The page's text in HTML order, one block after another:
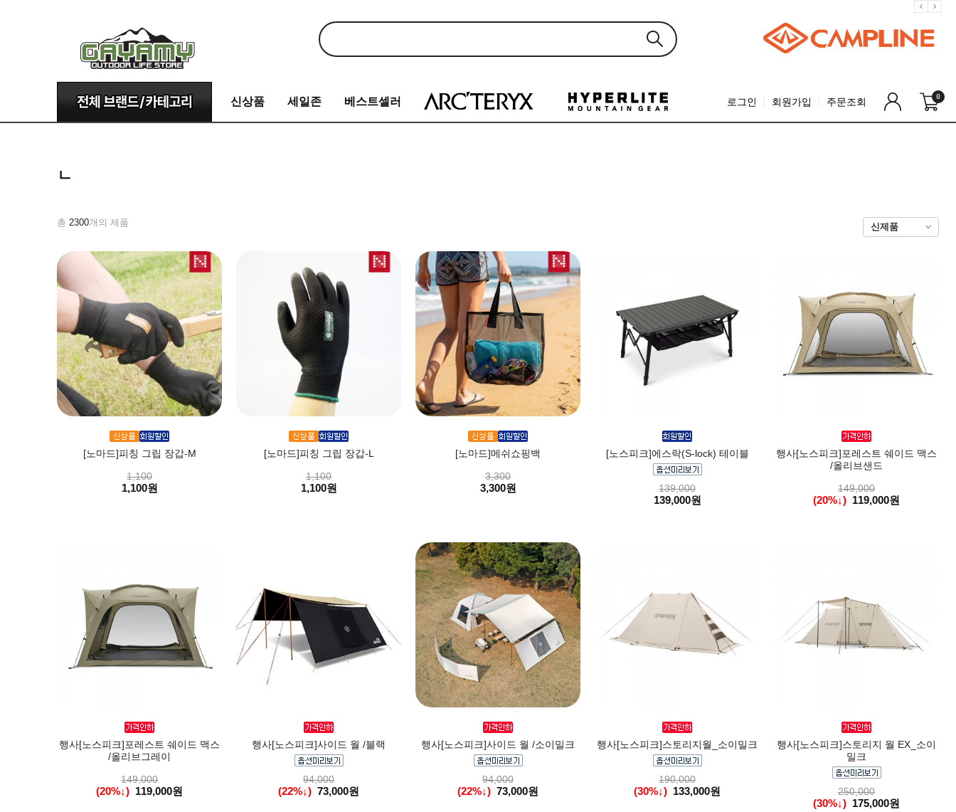
신상품 세일존 베스트셀러 로그인 회원가입 주문조회 0
ㄴ
총 2300개의 제품
[노마드]피칭 그립 장갑-M
1,100
1,100원
[노마드]피칭 그립 장갑-L
1,100
1,100원
[노마드]메쉬쇼핑백
3,300
3,300원
[노스피크]에스락(S-lock) 테이블
139,000
139,000원
행사[노스피크]포레스트 쉐이드 맥스
/올리브샌드
149,000
(20%↓) 119,000원
행사[노스피크]포레스트 쉐이드 맥스
/올리브그레이
149,000
(20%↓) 119,000원
행사[노스피크]사이드 월 /블랙
94,000
(22%↓) 73,000원
행사[노스피크]사이드 월 /소이밀크
94,000
(22%↓) 73,000원
행사[노스피크]스토리지월_소이밀크
190,000
(30%↓) 133,000원
행사[노스피크]스토리지 월 EX_소이
밀크
250,000
(30%↓) 175,000원